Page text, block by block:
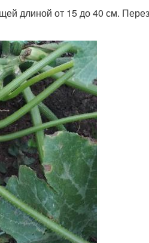
длиной от 15 до 40 см.